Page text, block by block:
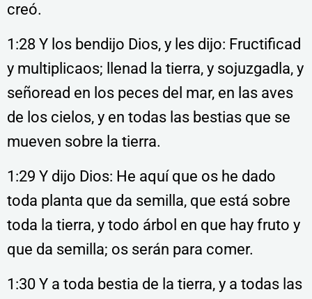
creó.
1:28 Y los bendijo Dios, y les dijo: Fructificad
y multiplicaos; llenad la tierra, y sojuzgadla, y
señoread en los peces del mar, en las aves
de los cielos, y en todas las bestias que se
mueven sobre la tierra.
1:29 Y dijo Dios: He aquí que os he dado
toda planta que da semilla, que está sobre
toda la tierra, y todo árbol en que hay fruto y
que da semilla; os serán para comer.
1:30 Y a toda bestia de la tierra, y a todas las